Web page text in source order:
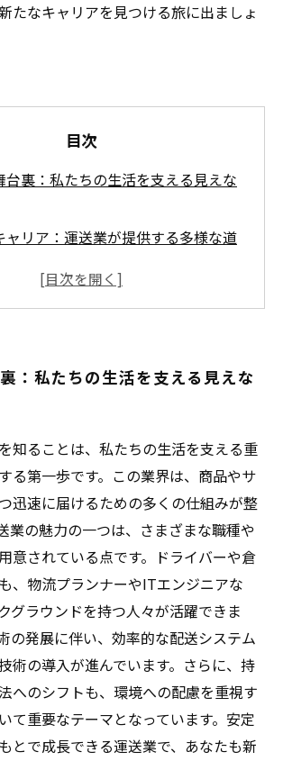
たなキャリアを見つける旅に出ましょ
目次
台裏：私たちの生活を支える見えな
ャリア：運送業が提供する多様な道
：運送業界の未来に迫る
力を再発見しよう：あなたの未来が
冒険：新たな一歩を踏み出す勇気を
：私たちの生活を支える見えな
知ることは、私たちの生活を支える重
る第一歩です。この業界は、商品やサ
迅速に届けるための多くの仕組みが整
業の魅力の一つは、さまざまな職種や
意されている点です。ドライバーや倉
、物流プランナーやITエンジニアな
グラウンドを持つ人々が活躍できま
の発展に伴い、効率的な配送システム
術の導入が進んでいます。さらに、持
へのシフトも、環境への配慮を重視す
て重要なテーマとなっています。安定
とで成長できる運送業で、あなたも新